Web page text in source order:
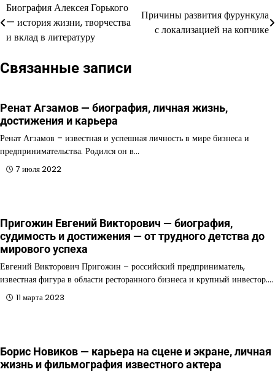
Навигация
по
Биография Алексея Горького
— история жизни, творчества
и вклад в литературу
Причины развития фурункула
с локализацией на копчике
Связанные записи
Ренат Агзамов — биография, личная жизнь,
достижения и карьера
Ренат Агзамов – известная и успешная личность в мире бизнеса и
предпринимательства. Родился он в…
7 июля 2022
Пригожин Евгений Викторович — биография,
судимость и достижения — от трудного детства до
мирового успеха
Евгений Викторович Пригожин – российский предприниматель,
известная фигура в области ресторанного бизнеса и крупный инвестор.…
11 марта 2023
Борис Новиков — карьера на сцене и экране, личная
жизнь и фильмография известного актера